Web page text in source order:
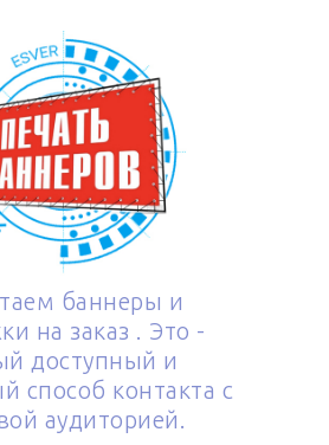
баннеры и
на заказ . Это -
доступный и
способ контакта с
аудиторией.